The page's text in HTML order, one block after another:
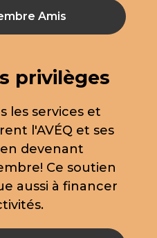
Amis
privilèges
les services et
l'AVÉQ et ses
devenant
Ce soutien
aussi à financer